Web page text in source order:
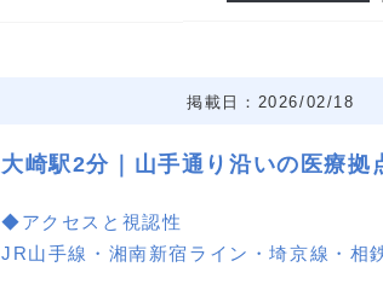
掲載日：2026/02/18
大崎駅2分｜山手通り沿いの医療拠
◆アクセスと視認性
JR山手線・湘南新宿ライン・埼京線・相